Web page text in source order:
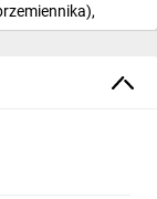
wyłączonym
standard, 10%